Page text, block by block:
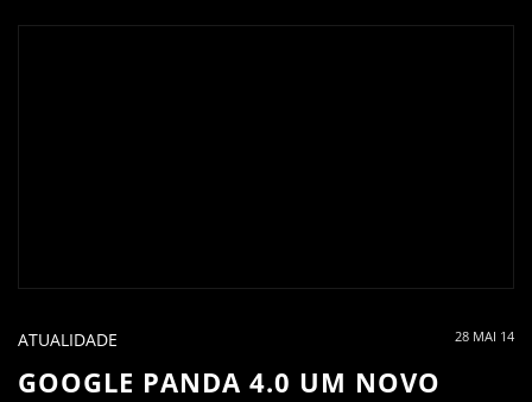
ATUALIDADE 28 MAI 14
GOOGLE PANDA 4.0 UM NOVO